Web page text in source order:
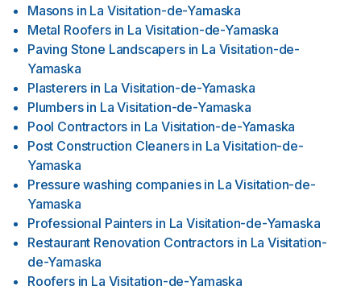
Masons in La Visitation-de-Yamaska
Metal Roofers in La Visitation-de-Yamaska
Paving Stone Landscapers in La Visitation-de-
Yamaska
Plasterers in La Visitation-de-Yamaska
Plumbers in La Visitation-de-Yamaska
Pool Contractors in La Visitation-de-Yamaska
Post Construction Cleaners in La Visitation-de-
Yamaska
Pressure washing companies in La Visitation-de-
Yamaska
Professional Painters in La Visitation-de-Yamaska
Restaurant Renovation Contractors in La Visitation-
de-Yamaska
Roofers in La Visitation-de-Yamaska